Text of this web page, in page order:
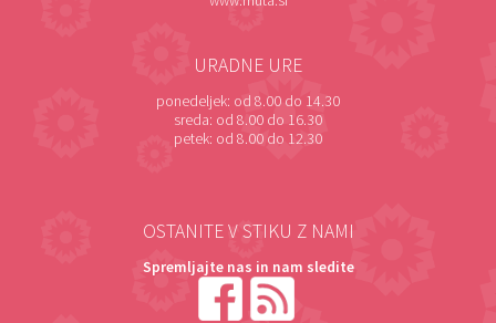
URADNE URE
ponedeljek: od 8.00 do 14.30
sreda: od 8.00 do 16.30
petek: od 8.00 do 12.30
OSTANITE V STIKU Z NAMI
Spremljajte nas in nam sledite